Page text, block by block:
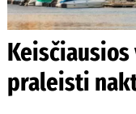
praleisti